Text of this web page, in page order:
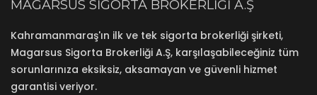
MAGARSUS SIGORTA BROKERLIĞI A.Ş
Kahramanmaraş'ın ilk ve tek sigorta brokerliği şirketi,
Magarsus Sigorta Brokerliği A.Ş, karşılaşabileceğiniz tüm
sorunlarınıza eksiksiz, aksamayan ve güvenli hizmet
garantisi veriyor.